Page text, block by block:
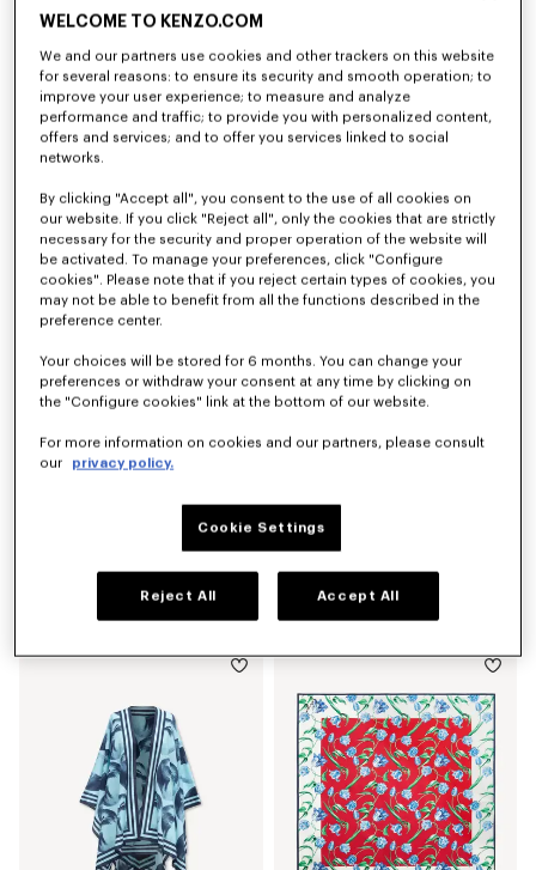
店舗での在庫状況
'KENZO Wildflower' ラージ スクエア イン ライト ウール
¥ 63,800
店舗での在庫状況
'KENZO Tulip' スクエア イン シルク
¥ 52,800
¥ 52,800
WELCOME TO KENZO.COM
We and our partners use cookies and other trackers on this website
for several reasons: to ensure its security and smooth operation; to
improve your user experience; to measure and analyze
performance and traffic; to provide you with personalized content,
offers and services; and to offer you services linked to social
networks.
By clicking "Accept all", you consent to the use of all cookies on
our website. If you click "Reject all", only the cookies that are strictly
necessary for the security and proper operation of the website will
be activated. To manage your preferences, click "Configure
cookies". Please note that if you reject certain types of cookies, you
may not be able to benefit from all the functions described in the
preference center.
Your choices will be stored for 6 months. You can change your
preferences or withdraw your consent at any time by clicking on
the "Configure cookies" link at the bottom of our website.
For more information on cookies and our partners, please consult
our
privacy policy.
Cookie Settings
Reject All Accept All